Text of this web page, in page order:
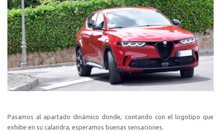
Pasamos al apartado dinámico donde, contando con el logotipo que
exhibe en su calandra, esperamos buenas sensaciones.